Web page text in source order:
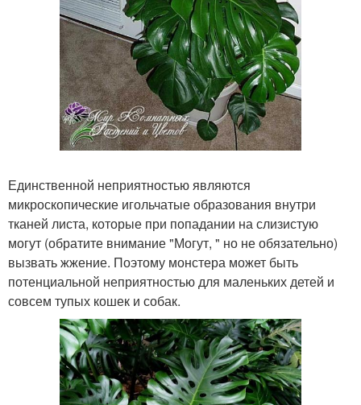
Единственной неприятностью являются
микроскопические игольчатые образования внутри
тканей листа, которые при попадании на слизистую
могут (обратите внимание "Могут, " но не обязательно)
вызвать жжение. Поэтому монстера может быть
потенциальной неприятностью для маленьких детей и
совсем тупых кошек и собак.